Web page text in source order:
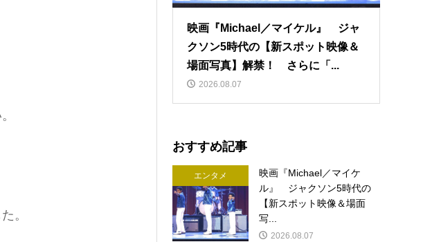
。
映画『Michael／マイケル』 ジャ
クソン5時代の【新スポット映像＆
場面写真】解禁！ さらに「...
2026.08.07
おすすめ記事
エンタメ
映画『Michael／マイケ
ル』 ジャクソン5時代の
【新スポット映像＆場面
写...
2026.08.07